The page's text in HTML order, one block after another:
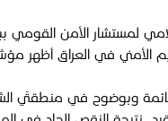
لمستشار الأمن القومي
الأمني في العراق أظهر
وبوضوح في منطقتَي